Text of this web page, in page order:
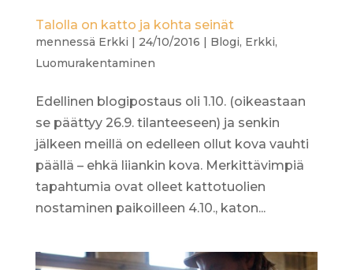
Talolla on katto ja kohta seinät
mennessä Erkki | 24/10/2016 | Blogi, Erkki,
Luomurakentaminen
Edellinen blogipostaus oli 1.10. (oikeastaan
se päättyy 26.9. tilanteeseen) ja senkin
jälkeen meillä on edelleen ollut kova vauhti
päällä – ehkä liiankin kova. Merkittävimpiä
tapahtumia ovat olleet kattotuolien
nostaminen paikoilleen 4.10., katon...